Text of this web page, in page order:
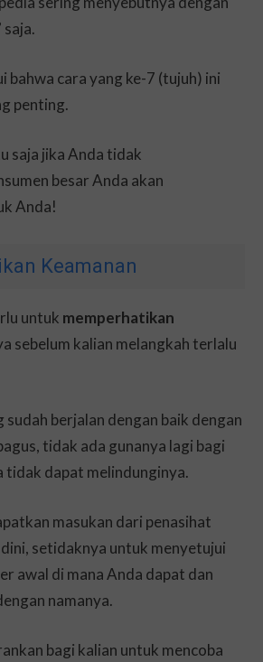
saja.
bahwa cara yang ke-7 (tujuh) ini
penting.
saja jika Anda tidak
besar Anda akan
Anda!
Keamanan
untuk memperhatikan
sebelum kalian melangkah terlalu
sudah berjalan dengan baik dengan
tidak ada gunanya lagi bagi
tidak dapat melindunginya.
masukan dari penasihat
setidaknya untuk menyetujui
awal di mana Anda dapat dan
namanya.
bagi kalian untuk mencoba